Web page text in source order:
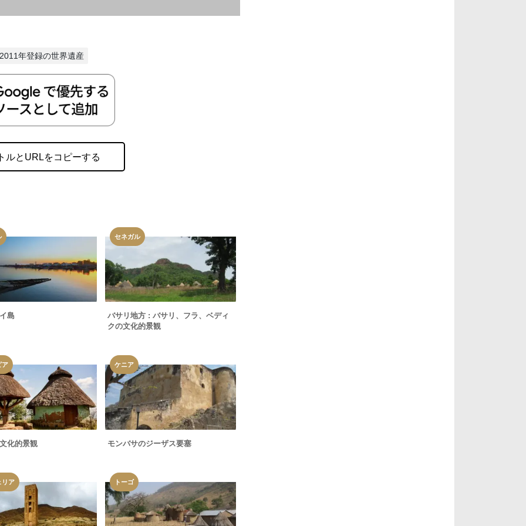
年登録の世界遺産
ルとURLをコピーする
島
セネガル
バサリ地方 : バサリ、フラ、ベディ
クの文化的景観
ア
化的景観
ケニア
モンバサのジーザス要塞
リア トーゴ